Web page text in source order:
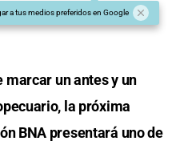
a tus medios preferidos en Google
marcar un antes y un
la próxima
BNA presentará uno de